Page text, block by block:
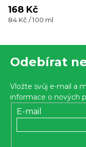
hodnocení
produktu
z 5
168 Kč
Měrná
84 Kč / 100 ml
Odebírat
Vložte svůj e-mail a
informace o nových
E-mail